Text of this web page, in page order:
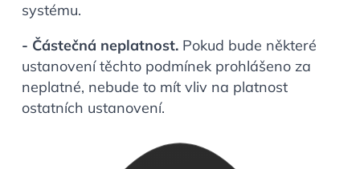
systému.
- Částečná neplatnost. Pokud bude některé
ustanovení těchto podmínek prohlášeno za
neplatné, nebude to mít vliv na platnost
ostatních ustanovení.